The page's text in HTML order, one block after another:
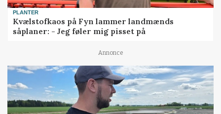
PLANTER
Kvælstofkaos på Fyn lammer landmænds
såplaner: - Jeg føler mig pisset på
Annonce